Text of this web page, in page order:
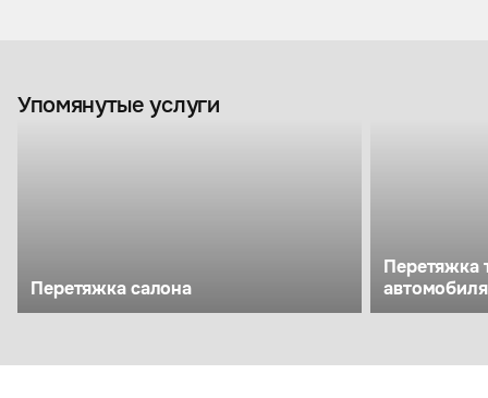
Упомянутые услуги
Перетяжка салона
Перетяжка
автомобиля